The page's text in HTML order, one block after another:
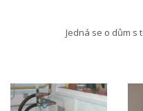
Jedná se o dům s